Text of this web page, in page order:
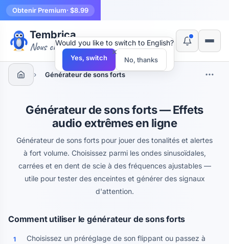
Obtenir Premium· $8.99
Tembrica
Nous créons des outils
› Générateur de sons forts
Générateur de sons forts — Effets
audio extrêmes en ligne
Générateur de sons forts pour jouer des tonalités et alertes
à fort volume. Choisissez parmi les ondes sinusoïdales,
carrées et en dent de scie à des fréquences ajustables —
utile pour tester des enceintes et générer des signaux
d'attention.
Comment utiliser le générateur de sons forts
1
Choisissez un préréglage de son flippant ou passez à
×
Would you like to switch to English?
Yes, switch No, thanks